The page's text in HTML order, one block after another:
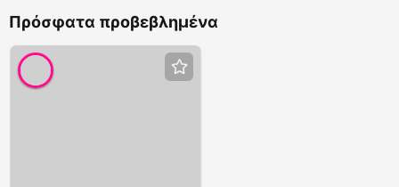
Πρόσφατα προβεβλημένα